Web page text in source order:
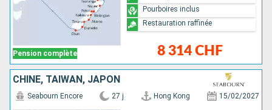
Pension complète 8 314 CHF
Pourboires inclus
Restauration raffinée
CHINE, TAÏWAN, JAPON
Seabourn Encore 27 j Hong Kong 15/02/2027